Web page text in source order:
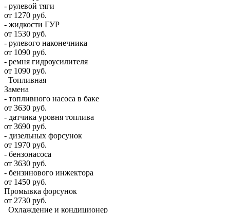
- рулевой тяги
от 1270 руб.
- жидкости ГУР
от 1530 руб.
- рулевого наконечника
от 1090 руб.
- ремня гидроусилителя
от 1090 руб.
Топливная
Замена
- топливного насоса в баке
от 3630 руб.
- датчика уровня топлива
от 3690 руб.
- дизельных форсунок
от 1970 руб.
- бензонасоса
от 3630 руб.
- бензинового инжектора
от 1450 руб.
Промывка форсунок
от 2730 руб.
Охлаждение и кондиционер